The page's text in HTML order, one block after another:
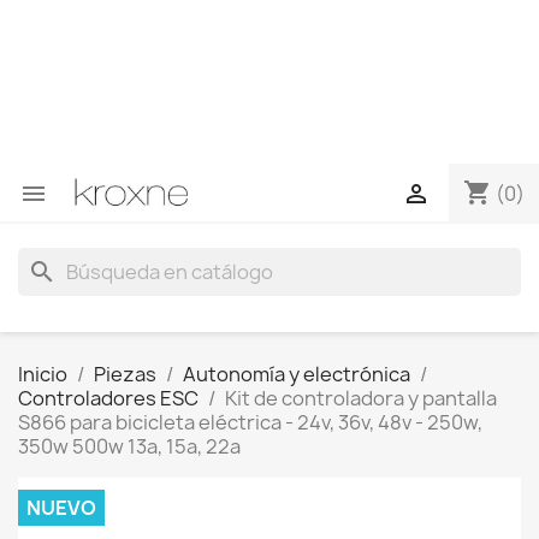
 shopping_cart (0)

search
Inicio Piezas
Autonomía y electrónica
Controladores ESC
Kit de controladora y pantalla
S866 para bicicleta eléctrica - 24v, 36v, 48v - 250w,
350w 500w 13a, 15a, 22a
NUEVO